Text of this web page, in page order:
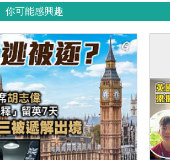
你可能感興趣